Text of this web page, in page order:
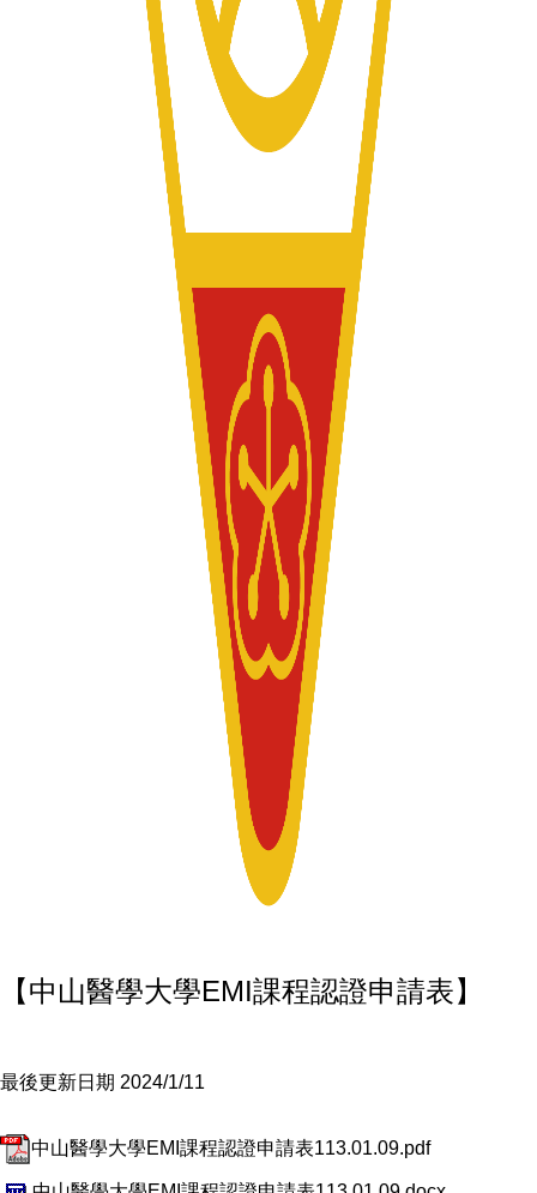
【中山醫學大學EMI課程認證申請表】
最後更新日期 2024/1/11
中山醫學大學EMI課程認證申請表113.01.09.pdf